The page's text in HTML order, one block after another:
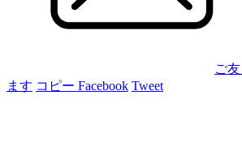
ご
ます コピー Facebook Tweet